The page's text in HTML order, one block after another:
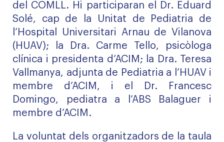
del COMLL. Hi participaran el Dr. Eduard
Solé, cap de la Unitat de Pediatria de
l’Hospital Universitari Arnau de Vilanova
(HUAV); la Dra. Carme Tello, psicòloga
clínica i presidenta d’ACIM; la Dra. Teresa
Vallmanya, adjunta de Pediatria a l’HUAV i
membre d’ACIM, i el Dr. Francesc
Domingo, pediatra a l’ABS Balaguer i
membre d’ACIM.
La voluntat dels organitzadors de la taula